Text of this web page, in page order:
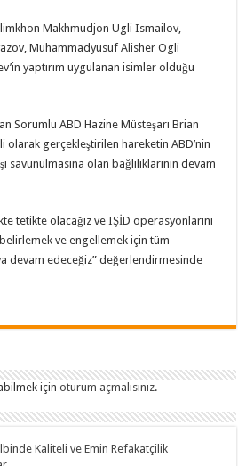
Makhmudjon Ugli Ismailov,
Muhammadyusuf Alisher Ogli
yaptırım uygulanan isimler olduğu
Sorumlu ABD Hazine Müsteşarı Brian
olarak gerçekleştirilen hareketin ABD’nin
olan bağlılıklarının devam
tetikte olacağız ve IŞİD operasyonlarını
belirlemek ve engellemek için tüm
devam edeceğiz” değerlendirmesinde
içinoturum açmalısınız.
Kaliteli ve Emin Refakatçilik